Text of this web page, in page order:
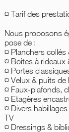
¤ Tarif des
Nous proposons
pose de :
¤ Planchers
¤ Boites à rideaux
¤ Portes
¤ Velux & puits de
¤ Faux-plafonds,
¤ Etagères
¤ Divers
TV
¤ Dressings &